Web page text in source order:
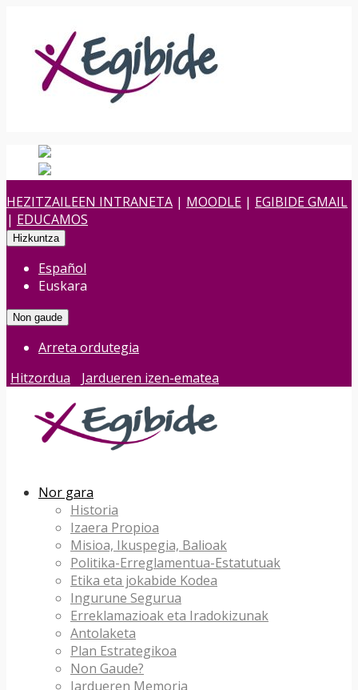
HEZITZAILEEN INTRANETA | MOODLE | EGIBIDE GMAIL
| EDUCAMOS
Hizkuntza
Español
Euskara
Non gaude
Arreta ordutegia
Hitzordua
Jardueren izen-ematea
Nor gara
Historia
Izaera Propioa
Misioa, Ikuspegia, Balioak
Politika-Erreglamentua-Estatutuak
Etika eta jokabide Kodea
Ingurune Segurua
Erreklamazioak eta Iradokizunak
Antolaketa
Plan Estrategikoa
Non Gaude?
Jardueren Memoria